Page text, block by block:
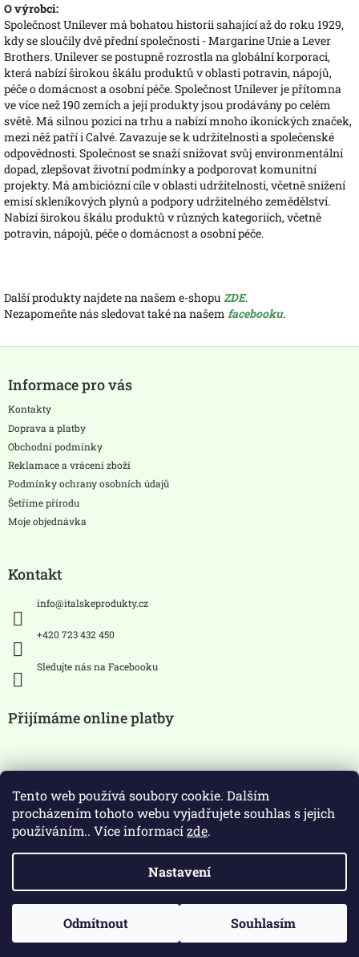
Tento web používá soubory cookie. Dalším
procházením tohoto webu vyjadřujete souhlas s jejich
používáním.. Více informacízde.
Nastavení
Odmítnout Souhlasím
O výrobci:
Společnost Unilever má bohatou historii sahající až do roku 1929,
kdy se sloučily dvě přední společnosti - Margarine Unie a Lever
Brothers. Unilever se postupně rozrostla na globální korporaci,
která nabízí širokou škálu produktů v oblasti potravin, nápojů,
péče o domácnost a osobní péče. Společnost Unilever je přítomna
ve více než 190 zemích a její produkty jsou prodávány po celém
světě. Má silnou pozici na trhu a nabízí mnoho ikonických značek,
mezi něž patří i Calvé. Zavazuje se k udržitelnosti a společenské
odpovědnosti. Společnost se snaží snižovat svůj environmentální
dopad, zlepšovat životní podmínky a podporovat komunitní
projekty. Má ambiciózní cíle v oblasti udržitelnosti, včetně snížení
emisí skleníkových plynů a podpory udržitelného zemědělství.
Nabízí širokou škálu produktů v různých kategoriích, včetně
potravin, nápojů, péče o domácnost a osobní péče.
Další produkty najdete na našem e-shopu ZDE.
Nezapomeňte nás sledovat také na našem facebooku.
pInformace pro vás
Kontakty
Doprava a platby
Obchodní podmínky
Reklamace a vrácení zboží
Podmínky ochrany osobních údajů
Šetříme přírodu
Moje objednávka
Kontakt
info@italskeprodukty.cz
+420 723 432 450
Sledujte nás na Facebooku
Přijímáme online platby
Zákaz prodeje alkoholických
nápojů osobám mladších 18 let.
Vytvořil ShoptetCopyright 2026 ItalskeProdukty.cz. Všechna práva
vyhrazena.